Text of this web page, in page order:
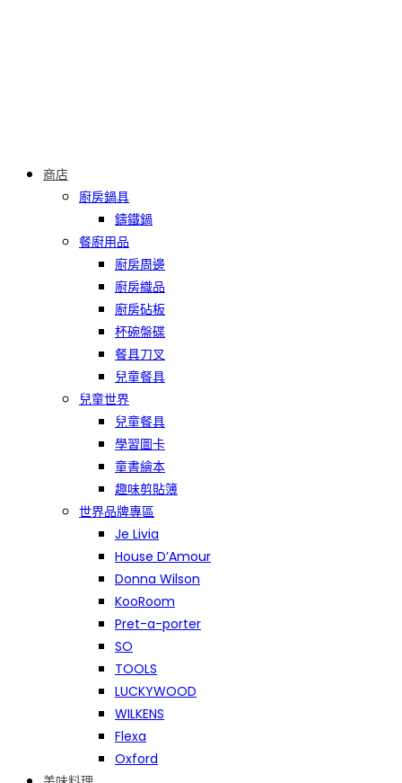
商店
廚房鍋具
鑄鐵鍋
餐廚用品
廚房周邊
廚房織品
廚房砧板
杯碗盤碟
餐具刀叉
兒童餐具
兒童世界
兒童餐具
學習圖卡
童書繪本
趣味剪貼簿
世界品牌專區
Je Livia
House D’Amour
Donna Wilson
KooRoom
Pret-a-porter
SO
TOOLS
LUCKYWOOD
WILKENS
Flexa
Oxford